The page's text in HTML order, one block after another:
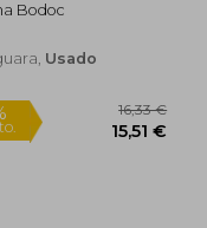
Bodoc
Usado